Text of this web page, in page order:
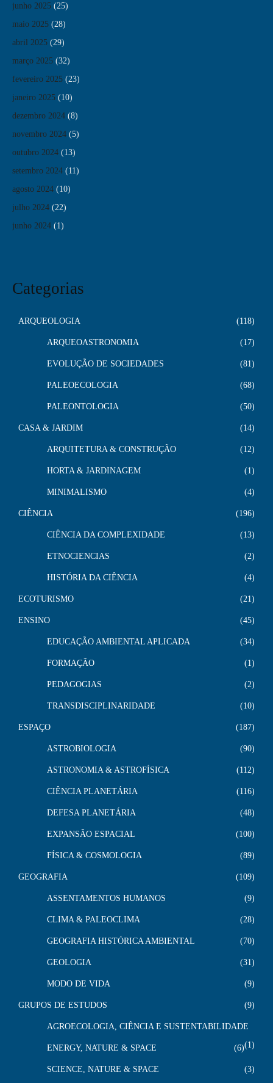
junho 2025 (25)
maio 2025 (28)
abril 2025 (29)
março 2025 (32)
fevereiro 2025 (23)
janeiro 2025 (10)
dezembro 2024 (8)
novembro 2024 (5)
outubro 2024 (13)
setembro 2024 (11)
agosto 2024 (10)
julho 2024 (22)
junho 2024 (1)
Categorias
ARQUEOLOGIA 118
ARQUEOASTRONOMIA 17
EVOLUÇÃO DE SOCIEDADES 81
PALEOECOLOGIA 68
PALEONTOLOGIA 50
CASA & JARDIM 14
ARQUITETURA & CONSTRUÇÃO 12
HORTA & JARDINAGEM 1
MINIMALISMO 4
CIÊNCIA 196
CIÊNCIA DA COMPLEXIDADE 13
ETNOCIENCIAS 2
HISTÓRIA DA CIÊNCIA 4
ECOTURISMO 21
ENSINO 45
EDUCAÇÃO AMBIENTAL APLICADA 34
FORMAÇÃO 1
PEDAGOGIAS 2
TRANSDISCIPLINARIDADE 10
ESPAÇO 187
ASTROBIOLOGIA 90
ASTRONOMIA & ASTROFÍSICA 112
CIÊNCIA PLANETÁRIA 116
DEFESA PLANETÁRIA 48
EXPANSÃO ESPACIAL 100
FÍSICA & COSMOLOGIA 89
GEOGRAFIA 109
ASSENTAMENTOS HUMANOS 9
CLIMA & PALEOCLIMA 28
GEOGRAFIA HISTÓRICA AMBIENTAL 70
GEOLOGIA 31
MODO DE VIDA 9
GRUPOS DE ESTUDOS 9
AGROECOLOGIA, CIÊNCIA E SUSTENTABILIDADE
1
ENERGY, NATURE & SPACE 6
SCIENCE, NATURE & SPACE 3